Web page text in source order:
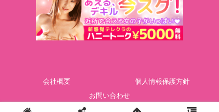
会社概要
個人情報保護方針
お問い合わせ